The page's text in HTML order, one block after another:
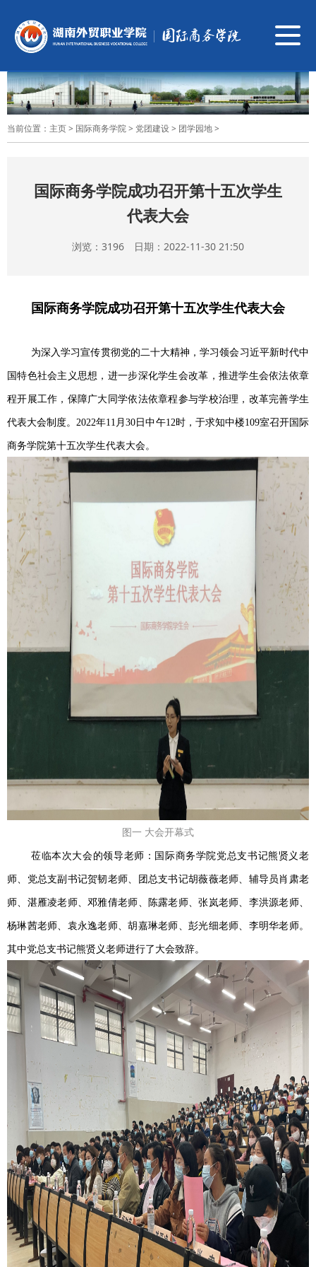
导
航
换
当前位置： 主页> 国际商务学院> 党团建设> 团学园地>
国际商务学院成功召开第十五次学生
代表大会
浏览： 3196 日期：2022-11-30 21:50
国际商务学院成功召开第十五次学生代表大会
为深入学习宣传贯彻党的二十大精神，学习领会习近平新时代中
国特色社会主义思想，进一步深化学生会改革，推进学生会依法依章
程开展工作，保障广大同学依法依章程参与学校治理，改革完善学生
代表大会制度。2022年11月30日中午12时，于求知中楼109室召开国际
商务学院第十五次学生代表大会。
图一 大会开幕式
莅临本次大会的领导老师：国际商务学院党总支书记熊贤义老
师、党总支副书记贺韧老师、团总支书记胡薇薇老师、辅导员肖肃老
师、湛雁凌老师、邓雅倩老师、陈露老师、张岚老师、李洪源老师、
杨琳茜老师、袁永逸老师、胡嘉琳老师、彭光细老师、李明华老师。
其中党总支书记熊贤义老师进行了大会致辞。